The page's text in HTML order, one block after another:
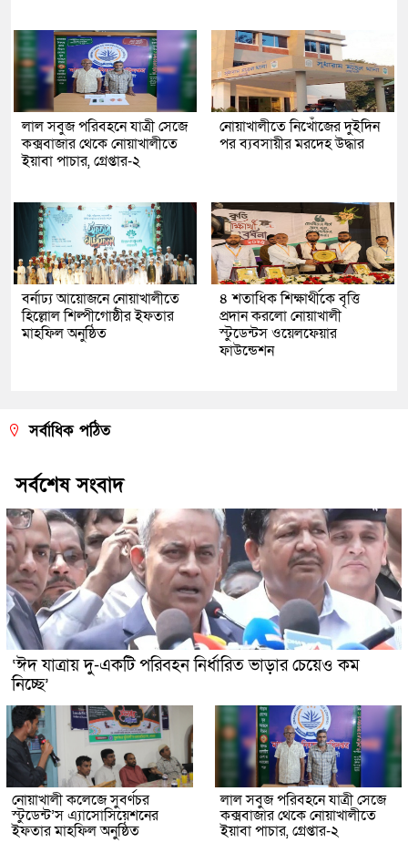
লাল সবুজ পরিবহনে যাত্রী সেজে
কক্সবাজার থেকে নোয়াখালীতে
ইয়াবা পাচার, গ্রেপ্তার-২
নোয়াখালীতে নিখোঁজের দুইদিন
পর ব্যবসায়ীর মরদেহ উদ্ধার
বর্নাঢ্য আয়োজনে নোয়াখালীতে
হিল্লোল শিল্পীগোষ্ঠীর ইফতার
মাহফিল অনুষ্ঠিত
৪ শতাধিক শিক্ষার্থীকে বৃত্তি
প্রদান করলো নোয়াখালী
স্টুডেন্টস ওয়েলফেয়ার
ফাউন্ডেশন
সর্বাধিক পঠিত
সর্বশেষ সংবাদ
‘ঈদ যাত্রায় দু-একটি পরিবহন নির্ধারিত ভাড়ার চেয়েও কম
নিচ্ছে’
নোয়াখালী কলেজে সুবর্ণচর
স্টুডেন্ট’স এ্যাসোসিয়েশনের
ইফতার মাহফিল অনুষ্ঠিত
লাল সবুজ পরিবহনে যাত্রী সেজে
কক্সবাজার থেকে নোয়াখালীতে
ইয়াবা পাচার, গ্রেপ্তার-২